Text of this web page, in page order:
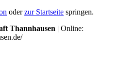
oderzur Startseite springen.
Thannhausen | Online: